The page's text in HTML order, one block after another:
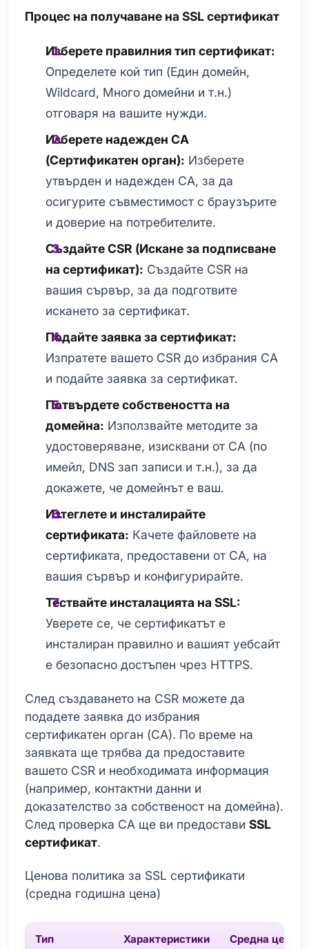
Процес на получаване на SSL сертификат
Изберете правилния тип сертификат:
Определете кой тип (Един домейн,
Wildcard, Много домейни и т.н.)
отговаря на вашите нужди.
Изберете надежден CA
(Сертификатен орган): Изберете
утвърден и надежден CA, за да
осигурите съвместимост с браузърите
и доверие на потребителите.
Създайте CSR (Искане за подписване
на сертификат): Създайте CSR на
вашия сървър, за да подготвите
искането за сертификат.
Подайте заявка за сертификат:
Изпратете вашето CSR до избрания CA
и подайте заявка за сертификат.
Потвърдете собствеността на
домейна: Използвайте методите за
удостоверяване, изисквани от CA (по
имейл, DNS зап записи и т.н.), за да
докажете, че домейнът е ваш.
Изтеглете и инсталирайте
сертификата: Качете файловете на
сертификата, предоставени от CA, на
вашия сървър и конфигурирайте.
Тествайте инсталацията на SSL:
Уверете се, че сертификатът е
инсталиран правилно и вашият уебсайт
е безопасно достъпен чрез HTTPS.
След създаването на CSR можете да
подадете заявка до избрания
сертификатен орган (CA). По време на
заявката ще трябва да предоставите
вашето CSR и необходимата информация
(например, контактни данни и
доказателство за собственост на домейна).
След проверка CA ще ви предостави SSL
сертификат.
Ценова политика за SSL сертификати
(средна годишна цена)
Тип
Характеристики
Средна цена